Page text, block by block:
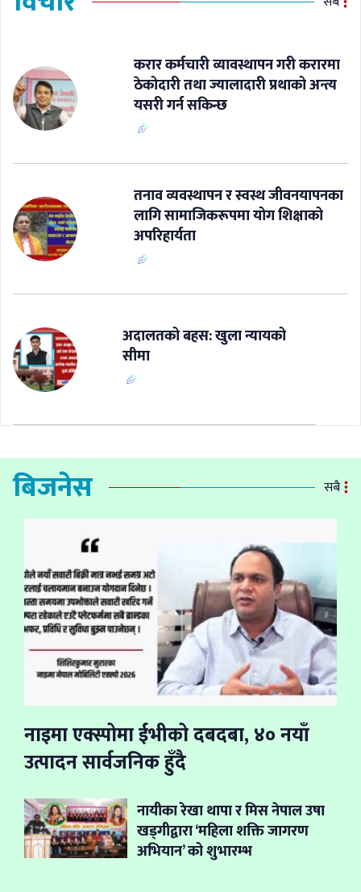
करार कर्मचारी व्यावस्थापन गरी करारमा
ठेकोदारी तथा ज्यालादारी प्रथाको अन्त्य
यसरी गर्न सकिन्छ
​तनाव व्यवस्थापन र स्वस्थ जीवनयापनका
लागि सामाजिकरूपमा योग शिक्षाको
अपरिहार्यता
अदालतको बहस: खुला न्यायको
सीमा
बिजनेस सबै
नाइमा एक्स्पोमा ईभीको दबदबा, ४० नयाँ
उत्पादन सार्वजनिक हुँदै
नायीका रेखा थापा र मिस नेपाल उषा
खड्गीद्वारा ‘महिला शक्ति जागरण
अभियान’ को शुभारम्भ